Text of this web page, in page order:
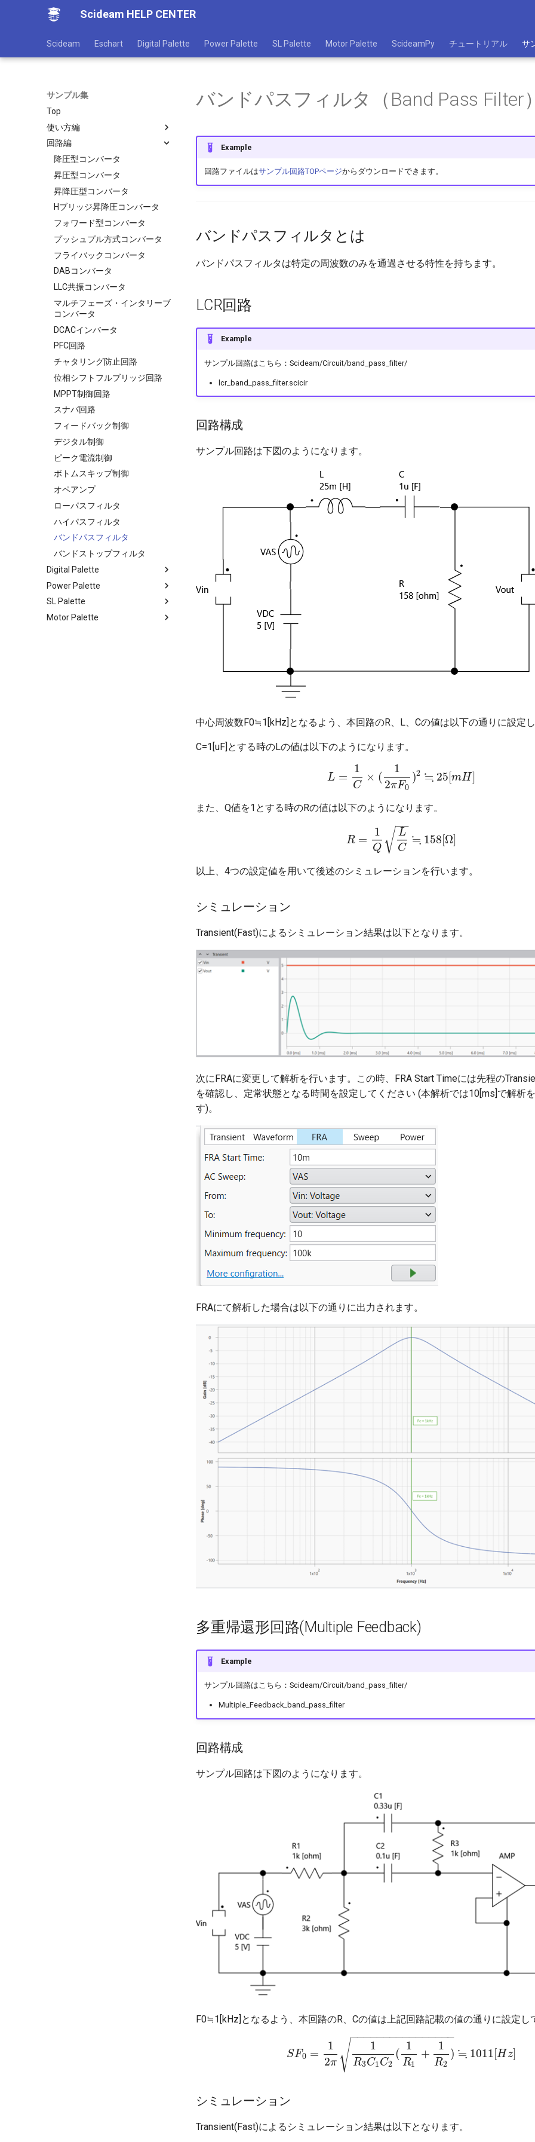
Scideam HELP CENTER
Scideam Eschart Digital Palette Power Palette SL Palette Motor Palette ScideamPy チュートリアル サ
サンプル集
Top
使い方編
さまざまなPWM設定方法
さまざまなPFM設定方法
デッドタイムの設定方法
周波数特性解析
スイープ解析
ADコンバータ
フリップフロップ
ゲートブロック
微分器
積分器
ボルテージフォロワ
回路編
降圧型コンバータ
昇圧型コンバータ
昇降圧型コンバータ
Hブリッジ昇降圧コンバータ
フォワード型コンバータ
プッシュプル方式コンバータ
フライバックコンバータ
DABコンバータ
LLC共振コンバータ
マルチフェーズ・インタリーブ
コンバータ
DCACインバータ
PFC回路
チャタリング防止回路
位相シフトフルブリッジ回路
MPPT制御回路
スナバ回路
フィードバック制御
デジタル制御
ピーク電流制御
ボトムスキップ制御
オペアンプ
ローパスフィルタ
ハイパスフィルタ
バンドパスフィルタ
バンドストップフィルタ
Digital Palette
さまざまなPWM設定方法
さまざまなPFM設定方法
スイープ解析
Power Palette
降圧型コンバータの損失解析
相互変圧器の損失解析
SL Palette
Simulinkを使ったPFM制御
Motor Palette
バンドパスフィルタ（Band Pass Filter）
Example
回路ファイルはサンプル回路TOPページからダウンロードできます。
バンドパスフィルタとは
バンドパスフィルタは特定の周波数のみを通過させる特性を持ちます。
LCR回路
Example
サンプル回路はこちら：Scideam/Circuit/band_pass_filter/
lcr_band_pass_filter.scicir
回路構成
サンプル回路は下図のようになります。
中心周波数F0≒1[kHz]となるよう、本回路のR、L、Cの値は以下の通りに設定し
C=1[uF]とする時のLの値は以下のようになります。
L =
1
C
× (
1
2πF0
)2 ≒ 25[mH]
L=1 C× (12πF0)2≒ 25 mH ]
また、Q値を1とする時のRの値は以下のようになります。
R =
1
Q
L
C
−−
√ ≒ 158[Ω]
R=1 Q L C≒ 158[Ω]
以上、4つの設定値を用いて後述のシミュレーションを行います。
シミュレーション
Transient(Fast)によるシミュレーション結果は以下となります。
次にFRAに変更して解析を行います。この時、FRA Start Timeには先程の
を確認し、定常状態となる時間を設定してください (本解析では10[ms]で解析
す)。
FRAにて解析した場合は以下の通りに出力されます。
多重帰還形回路(Multiple Feedback)
Example
サンプル回路はこちら：Scideam/Circuit/band_pass_filter/
Multiple_Feedback_band_pass_filter
回路構成
サンプル回路は下図のようになります。
F0≒1[kHz]となるよう、本回路のR、Cの値は上記回路記載の値の通りに設定し
SF0 =
1
2π
1
R3C1C2
(
1
R1
+
1
R2
)
− −
−−−−−−−−−−−−−−
√ ≒ 1011[Hz]
S F0= 1 2 π1R3C1C2(1R1+ 1R 2)≒1011 [Hz]
シミュレーション
Transient(Fast)によるシミュレーション結果は以下となります。